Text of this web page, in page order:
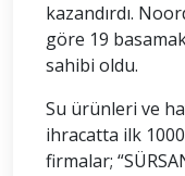
kazandırdı.
göre 19
sahibi oldu.
Su ürünleri ve
ihracatta ilk
firmalar;